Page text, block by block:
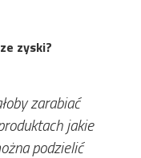
zyski?
zarabiać
jakie
podzielić